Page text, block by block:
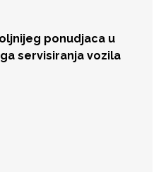
ponudjaca u
servisiranja vozila